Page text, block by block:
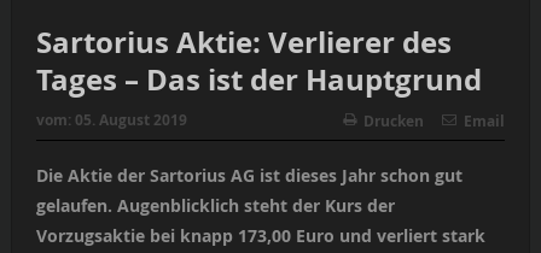
Sartorius Aktie: Verlierer des
Tages – Das ist der Hauptgrund
vom: 05. August 2019 Drucken Email
Die Aktie der Sartorius AG ist dieses Jahr schon gut
gelaufen. Augenblicklich steht der Kurs der
Vorzugsaktie bei knapp 173,00 Euro und verliert stark